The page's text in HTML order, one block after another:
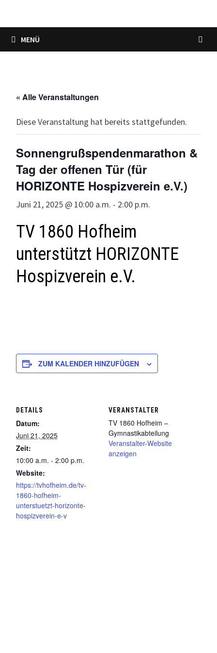
MENÜ
« Alle Veranstaltungen
Diese Veranstaltung hat bereits stattgefunden.
Sonnengrußspendenmarathon &
Tag der offenen Tür (für
HORIZONTE Hospizverein e.V.)
Juni 21, 2025 @ 10:00 a.m. - 2:00 p.m.
TV 1860 Hofheim
unterstützt HORIZONTE
Hospizverein e.V.
ZUM KALENDER HINZUFÜGEN
DETAILS
Datum:
Juni 21, 2025
Zeit:
10:00 a.m. - 2:00 p.m.
Website:
https://tvhofheim.de/tv-
1860-hofheim-
unterstuetzt-horizonte-
hospizverein-e-v
VERANSTALTER
TV 1860 Hofheim –
Gymnastikabteilung
Veranstalter-Website
anzeigen